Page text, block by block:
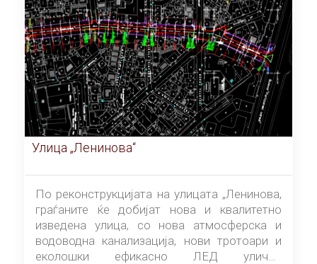
Улица „Ленинова“
По реконструкцијата на улицата „Ленинова,
граѓаните ќе добијат нова и квалитетно
изведена улица, со нова атмосферска и
водоводна канализација, нови тротоари и
еколошки ефикасно ЛЕД улично